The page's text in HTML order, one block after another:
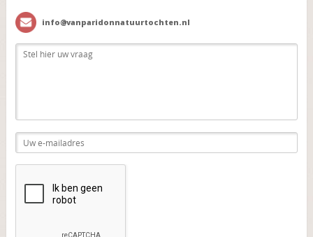
info@vanparidonnatuurtochten.nl